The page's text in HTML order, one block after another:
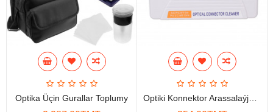
Kompýuter düzüjiler
Monitorlar
Kompýuter aksesuarlary
Printerler
Maglumat toplaýjylar
Optika Üçin Gurallar Toplumy